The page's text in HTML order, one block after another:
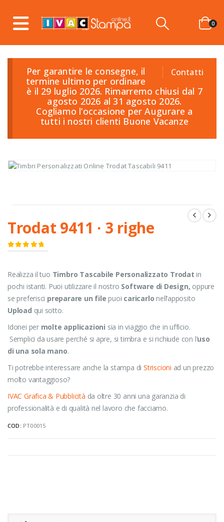
0
Contatti
Per garantire le consegne, il
termine ultimo per ordinare
è il 29 luglio 2026. Rimarremo chiusi dal 7
agosto 2026 al 31 agosto 2026.
Cogliamo l’occasione per Augurare a
tutti i nostri clienti Buone Vacanze
Trodat 9411 ∙ 3 righe
0Di 5
Realizza il tuo Timbro Tascabile Personalizzato Trodat in
pochi istanti. Puoi utilizzare il nostro Software di Design, oppure
se preferisci preparare un file puoi caricarlo nell’apposito
Upload qui sotto.
Idonei per molte applicazioni sia in viaggio che in ufficio.
Semplici da usare perché si apre, si timbra e si richiude con l’uso
di una sola mano.
Ti potrebbe interessare anche la stampa di Striscioni ad un prezzo
molto vantaggioso?
IVAC Grafica & Pubblicità da oltre 30 anni una garanzia di
professionalità e di qualità nel lavoro che facciamo.
COD: PT00015